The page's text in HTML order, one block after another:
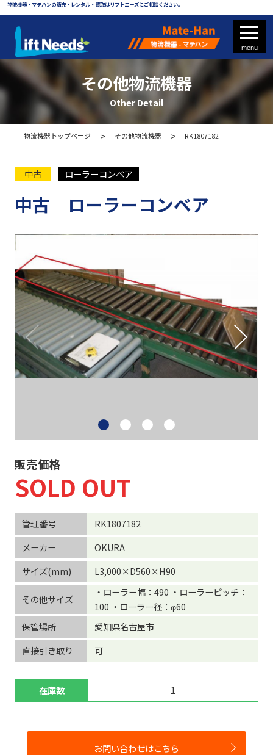
物流機器・マテハンの販売・レンタル・買取はリフトニーズにご相談ください。
フォークリフト
フォークリフト部品
物流機器 - マテハン
メッシュパレット
ネスティングラック
重量・中量ラック
カゴ台車・6輪台車
その他 物流機器
物流機器買取
事務機器など
その他物流機器
Other Detail
物流機器トップページ その他物流機器 RK1807182
中古 ローラーコンベア
中古 ローラーコンベア
販売価格
SOLD OUT
管理番号
RK1807182
メーカー
OKURA
サイズ(mm)
L3,000×D560×H90
その他サイズ
・ローラー幅：490 ・ローラーピッチ：
100 ・ローラー径：φ60
保管場所
愛知県名古屋市
直接引き取り
可
在庫数 1
お問い合わせはこちら